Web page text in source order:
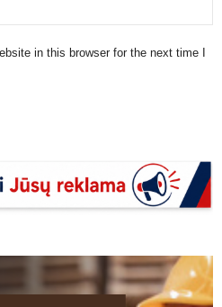
in this browser for the next time I